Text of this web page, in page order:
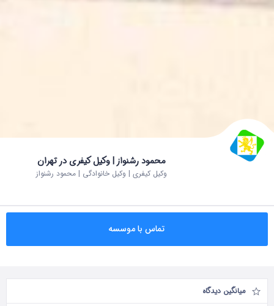
محمود رشنواز | وکیل کیفری در تهران
وکیل کیفری | وکیل خانوادگی | محمود رشنواز
تماس با موسسه
میانگین دیدگاه